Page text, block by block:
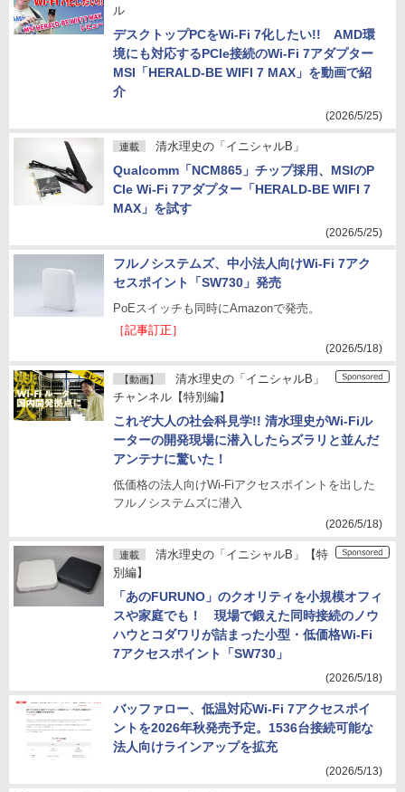
ル
デスクトップPCをWi-Fi 7化したい!! AMD環
境にも対応するPCIe接続のWi-Fi 7アダプター
MSI「HERALD-BE WIFI 7 MAX」を動画で紹
介
(2026/5/25)
連載 清水理史の「イニシャルB」
Qualcomm「NCM865」チップ採用、MSIのP
CIe Wi-Fi 7アダプター「HERALD-BE WIFI 7
MAX」を試す
(2026/5/25)
フルノシステムズ、中小法人向けWi-Fi 7アク
セスポイント「SW730」発売
PoEスイッチも同時にAmazonで発売。
［記事訂正］
(2026/5/18)
【動画】
清水理史の「イニシャルB」
チャンネル【特別編】
これぞ大人の社会科見学!! 清水理史がWi-Fiル
ーターの開発現場に潜入したらズラリと並んだ
アンテナに驚いた！
低価格の法人向けWi-Fiアクセスポイントを出した
フルノシステムズに潜入
(2026/5/18)
連載
清水理史の「イニシャルB」【特
別編】
「あのFURUNO」のクオリティを小規模オフィ
スや家庭でも！ 現場で鍛えた同時接続のノウ
ハウとコダワリが詰まった小型・低価格Wi-Fi
7アクセスポイント「SW730」
(2026/5/18)
バッファロー、低温対応Wi-Fi 7アクセスポイ
ントを2026年秋発売予定。1536台接続可能な
法人向けラインアップを拡充
(2026/5/13)